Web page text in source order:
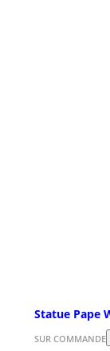
Statue Pape
SUR COMMANDE